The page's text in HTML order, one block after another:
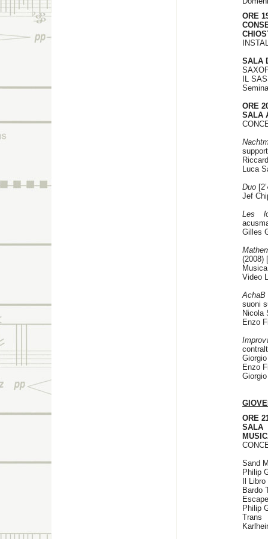
ORE
SALA
IL
ORE
SALA
Luca
Duo
Jef
Les
Gilles
(2008)
Video
AchaB
suoni
Nicola
Enzo
Enzo
ORE
SALA
Sand
Il
Bardo
Trans